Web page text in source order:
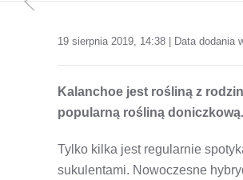
19 sierpnia 2019, 14:38 | Data dodania
Kalanchoe jest rośliną z
popularną rośliną doniczkową.
Tylko kilka jest regularnie
sukulentami. Nowoczesne